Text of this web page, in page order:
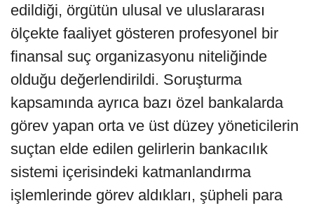
edildiği, örgütün ulusal ve uluslararası
ölçekte faaliyet gösteren profesyonel bir
finansal suç organizasyonu niteliğinde
olduğu değerlendirildi. Soruşturma
kapsamında ayrıca bazı özel bankalarda
görev yapan orta ve üst düzey yöneticilerin
suçtan elde edilen gelirlerin bankacılık
sistemi içerisindeki katmanlandırma
işlemlerinde görev aldıkları, şüpheli para